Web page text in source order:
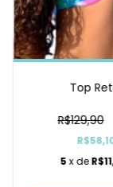
Top
R$129,90
5 x de